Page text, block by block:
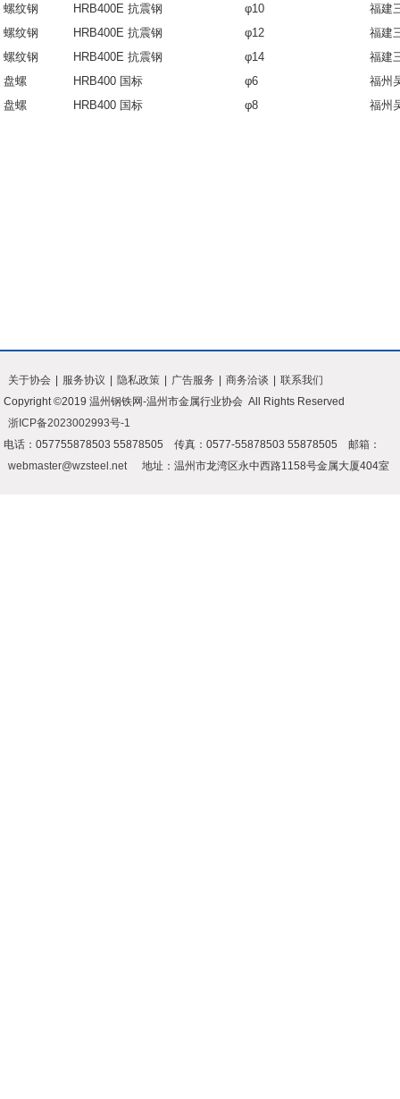
螺纹钢
HRB400E 抗震钢 φ10
福建
螺纹钢
HRB400E 抗震钢 φ12
福建
螺纹钢
HRB400E 抗震钢 φ14
福建
盘螺
HRB400 国标 φ6
福州
盘螺
HRB400 国标 φ8 福州
关于协会 服务协议 隐私政策 广告服务 商务洽谈
联系我们
Copyright ©2019 温州钢铁网-温州市金属行业协会 All Rights Reserved
浙ICP备2023002993号-1
电话：057755878503 55878505 传真：0577-55878503 55878505 邮箱：
webmaster@wzsteel.net
地址：温州市龙湾区永中西路1158号金属大厦404室